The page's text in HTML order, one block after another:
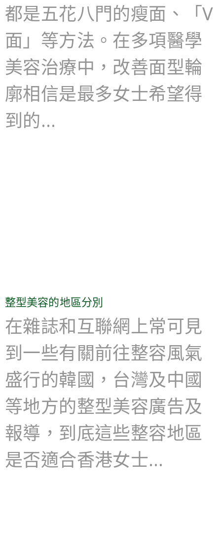
都是五花八門的瘦面、「V
面」等方法。在多項醫學
美容治療中，改善面型輪
廓相信是最多女士希望得
到的…
整型美容的地區分別
在雜誌和互聯網上常可見
到一些有關前往整容風氣
盛行的韓國，台灣及中國
等地方的整型美容廣告及
報導，到底這些整容地區
是否適合香港女士…